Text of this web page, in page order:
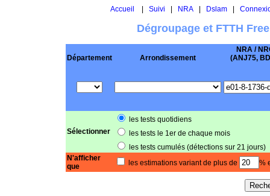
Accueil Suivi NRA| Dslam|
Dégroupage et FTTH
Département Arrondissement
NRA /
(ANJ75,
Sélectionner
les tests quotidiens
les tests le 1er de chaque mois
les tests cumulés (détections sur 21 jours)
N'afficher
que
les estimations variant de plus de %